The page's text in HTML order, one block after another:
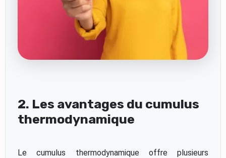
2. Les avantages du cumulus
thermodynamique
Le cumulus thermodynamique offre plusieurs